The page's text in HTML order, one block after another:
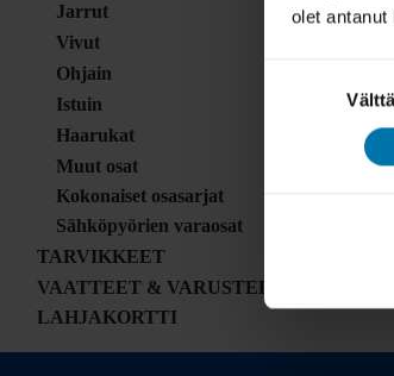
olet
Jarrut
Vivut
Ohjain
Istuin
Haarukat
Muut osat
Kokonaiset osasarjat
Sähköpyörien varaosat
TARVIKKEET
VAATTEET & VARUSTEET
LAHJAKORTTI